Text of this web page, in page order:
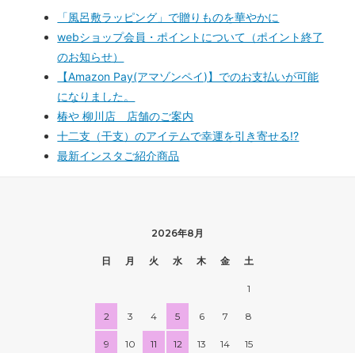
「風呂敷ラッピング」で贈りものを華やかに
webショップ会員・ポイントについて（ポイント終了
のお知らせ）
【Amazon Pay(アマゾンペイ)】でのお支払いが可能
になりました。
椿や 柳川店 店舗のご案内
十二支（干支）のアイテムで幸運を引き寄せる!?
最新インスタご紹介商品
2026年8月
日 月 火 水 木 金 土
1
2 3 4 5 6 7 8
9 10 11 12 13 14 15